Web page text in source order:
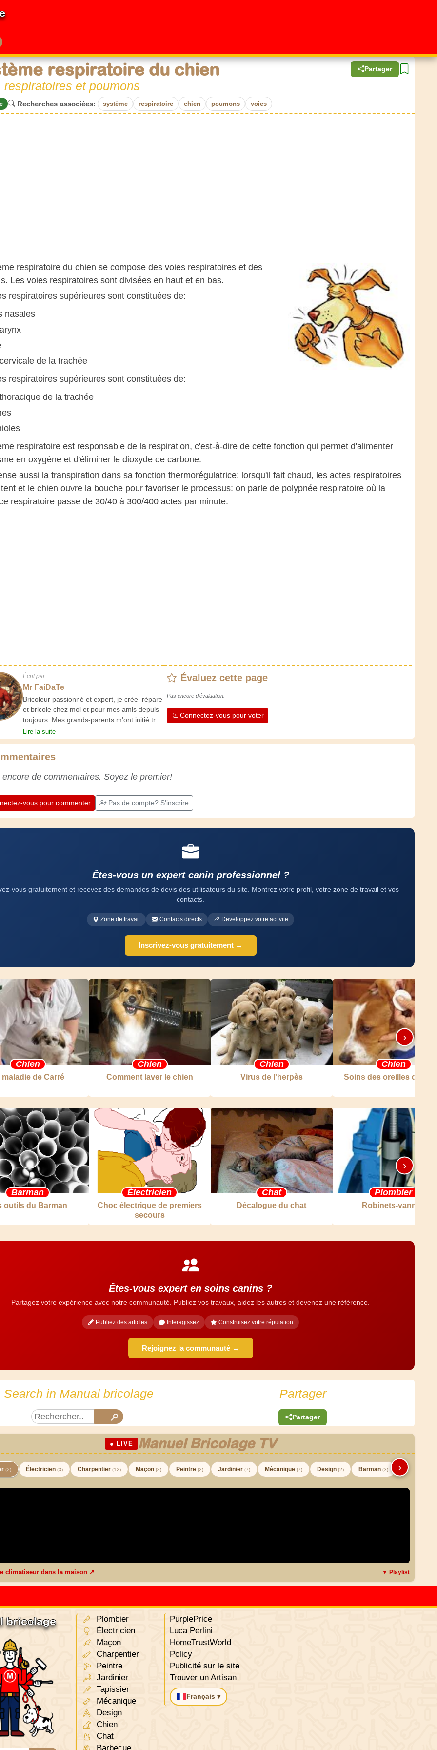
Partager
respiratoire du chien
respiratoires et poumons
Recherches associées: système respiratoire chien poumons voies
respiratoire du chien se compose des voies respiratoires et des
Les voies respiratoires sont divisées en haut et en bas.
respiratoires supérieures sont constituées de:
nasales
de la trachée
respiratoires supérieures sont constituées de:
de la trachée
respiratoire est responsable de la respiration, c'est-à-dire de cette fonction qui permet d'alimenter
en oxygène et d'éliminer le dioxyde de carbone.
aussi la transpiration dans sa fonction thermorégulatrice: lorsqu'il fait chaud, les actes respiratoires
et le chien ouvre la bouche pour favoriser le processus: on parle de polypnée respiratoire où la
respiratoire passe de 30/40 à 300/400 actes par minute.
Écrit par
Mr FaiDaTe
Bricoleur passionné et expert, je crée, répare
et bricole chez moi et pour mes amis depuis
toujours. Mes grands-parents m'ont initié très
jeune, et depuis, j'ai acquis une riche
expérience. L'expérience est essentielle ! Elle
apprécier le dévouement des artisans
chaque jour est une occasion de progresser.
Lire la suite
Évaluez cette page
Pas encore d'évaluation.
Connectez-vous pour voter
encore de commentaires. Soyez le premier!
vous pour commenter Pas de compte? S'inscrire
Êtes-vous un expert canin professionnel ?
vous gratuitement et recevez des demandes de devis des utilisateurs du site. Montrez votre profil, votre zone de travail et vos
contacts.
Zone de travail Contacts directs Développez votre activité
Inscrivez-vous gratuitement →
Chien
maladie de Carré
Chien
Comment laver le chien
Chien
Virus de l'herpès
Chien
Soins des oreilles de
›
Barman
outils du Barman
Électricien
Choc électrique de premiers
secours
Chat
Décalogue du chat
Plombier
Robinets-vannes
›
Êtes-vous expert en soins canins ?
Partagez votre expérience avec notre communauté. Publiez vos travaux, aidez les autres et devenez une référence.
Publiez des articles Interagissez Construisez votre réputation
Rejoignez la communauté →
Search in Manual bricolage Partager
Partager
● LIVE Manuel Bricolage TV
(2) Électricien (3) Charpentier (12) Maçon (3) Peintre (2) Jardinier (7) Mécanique (7) Design (2) Barman (3) ›
climatiseur dans la maison ↗ ▼ Playlist
bricolage
Plombier
Électricien
Maçon
Charpentier
Peintre
Jardinier
Tapissier
Mécanique
Design
Chien
Chat
Barbecue
PurplePrice
Luca Perlini
HomeTrustWorld
Policy
Publicité sur le site
Trouver un Artisan
Français ▾